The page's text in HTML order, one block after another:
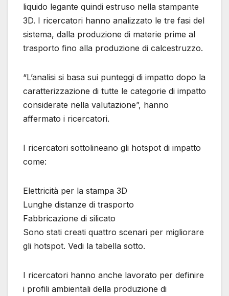
liquido legante quindi estruso nella stampante
3D. I ricercatori hanno analizzato le tre fasi del
sistema, dalla produzione di materie prime al
trasporto fino alla produzione di calcestruzzo.
“L’analisi si basa sui punteggi di impatto dopo la
caratterizzazione di tutte le categorie di impatto
considerate nella valutazione”, hanno
affermato i ricercatori.
I ricercatori sottolineano gli hotspot di impatto
come:
Elettricità per la stampa 3D
Lunghe distanze di trasporto
Fabbricazione di silicato
Sono stati creati quattro scenari per migliorare
gli hotspot. Vedi la tabella sotto.
I ricercatori hanno anche lavorato per definire
i profili ambientali della produzione di